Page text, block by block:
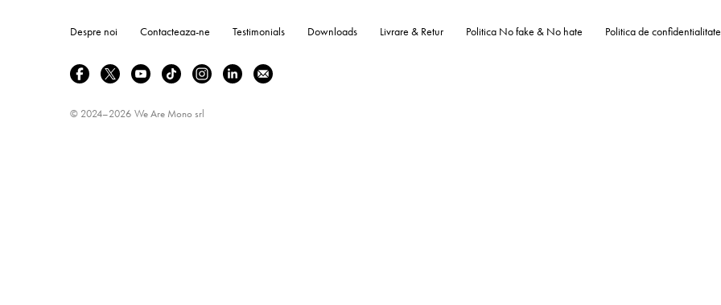
Despre noi Contacteaza-ne Testimonials Downloads Livrare & Retur Politica No fake & No hate Politica de confidentialitate
© 2024–2026 We Are Mono srl